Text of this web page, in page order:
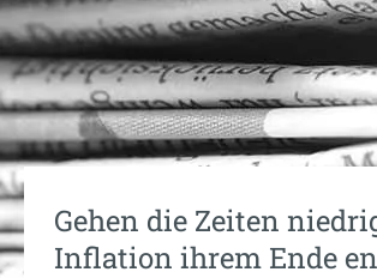
Gehen die Zeiten
Inflation ihrem Ende